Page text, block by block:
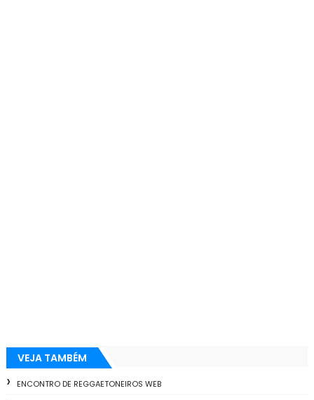
VEJA TAMBÉM
ENCONTRO DE REGGAETONEIROS WEB